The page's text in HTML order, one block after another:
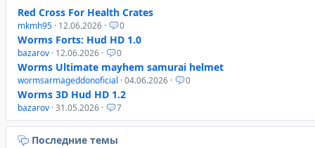
Red Cross For Health Crates
mkmh95 · 12.06.2026 · 0
Worms Forts: Hud HD 1.0
bazarov · 12.06.2026 · 0
Worms Ultimate mayhem samurai helmet
wormsarmageddonoficial · 04.06.2026 · 0
Worms 3D Hud HD 1.2
bazarov · 31.05.2026 · 7
Последние темы